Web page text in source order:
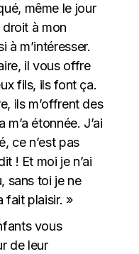
même le jour
droit à mon
à m’intéresser.
il vous offre
fils, ils font ça.
ils m’offrent des
étonnée. J’ai
ce n’est pas
! Et moi je n’ai
sans toi je ne
fait plaisir. »
vous
de leur